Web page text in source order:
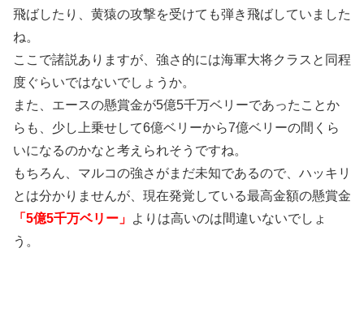
飛ばしたり、黄猿の攻撃を受けても弾き飛ばしていました
ね。
ここで諸説ありますが、強さ的には海軍大将クラスと同程
度ぐらいではないでしょうか。
また、エースの懸賞金が5億5千万ベリーであったことか
らも、少し上乗せして6億ベリーから7億ベリーの間くら
いになるのかなと考えられそうですね。
もちろん、マルコの強さがまだ未知であるので、ハッキリ
とは分かりませんが、現在発覚している最高金額の懸賞金
「5億5千万ベリー」 よりは高いのは間違いないでしょ
う。